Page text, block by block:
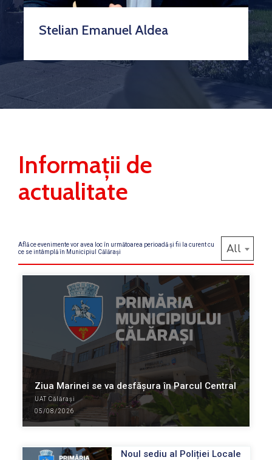
Stelian Emanuel Aldea
Informații de
actualitate
Află ce evenimente vor avea loc în următoarea perioadă și fii la curent cu
ce se intâmplă în Municipiul Călărași
All
Ziua Marinei se va desfășura în Parcul Central
UAT Călărași
05/08/2026
Noul sediu al Poliției Locale